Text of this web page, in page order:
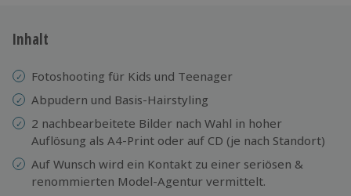
3 Jahre gültig & verlängerbar.
Inhalt
Fotoshooting für Kids und Teenager
Abpudern und Basis-Hairstyling
2 nachbearbeitete Bilder nach Wahl in hoher
Auflösung als A4-Print oder auf CD (je nach Standort)
Auf Wunsch wird ein Kontakt zu einer seriösen &
renommierten Model-Agentur vermittelt.